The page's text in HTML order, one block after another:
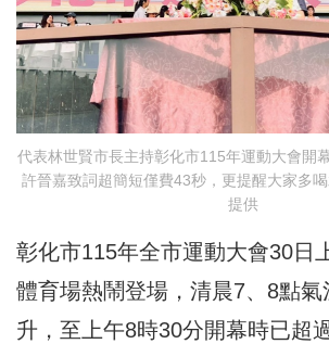
代表林世賢市長主持彰化市115年運動大會開
許晉嘉致詞超簡短僅費43秒，更提醒大家多
提供
彰化市115年全市運動大會30日
體育場熱鬧登場，清晨7、8點氣
升，至上午8時30分開幕時已超